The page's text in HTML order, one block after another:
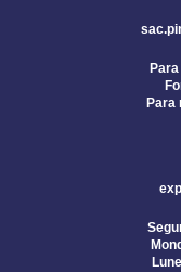
Para